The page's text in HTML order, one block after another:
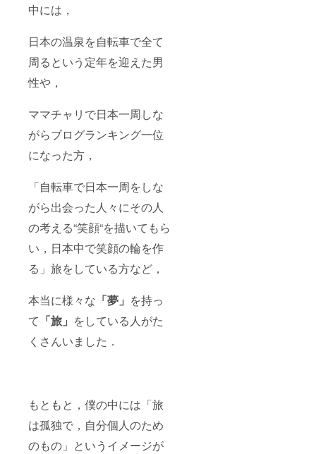
中には，
日本の温泉を自転車で全て
周るという定年を迎えた男
性や，
ママチャリで日本一周しな
がらブログランキング一位
になった方，
「自転車で日本一周をしな
がら出会った人々にその人
の考える“笑顔“を描いてもら
い，日本中で笑顔の輪を作
る」旅をしている方など，
本当に様々な 「夢」 を持っ
て 「旅」 をしている人がた
くさんいました．
もともと，僕の中には「旅
は孤独で，自分個人のため
のもの」というイメージが